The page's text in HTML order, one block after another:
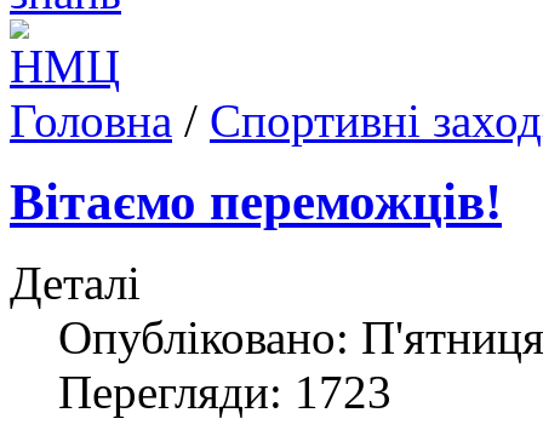
Головна / Спортивні
Вітаємо переможців!
Деталі
Опубліковано:
Перегляди: 1723